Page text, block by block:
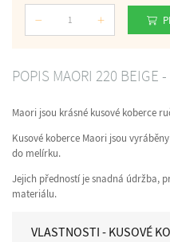
Počet
POPIS MAORI 220 BEIGE
Maori jsou krásné kusové koberce
Kusové koberce Maori jsou
do melírku.
Jejich předností je snadná údržba,
materiálu.
VLASTNOSTI - KUSOVÉ